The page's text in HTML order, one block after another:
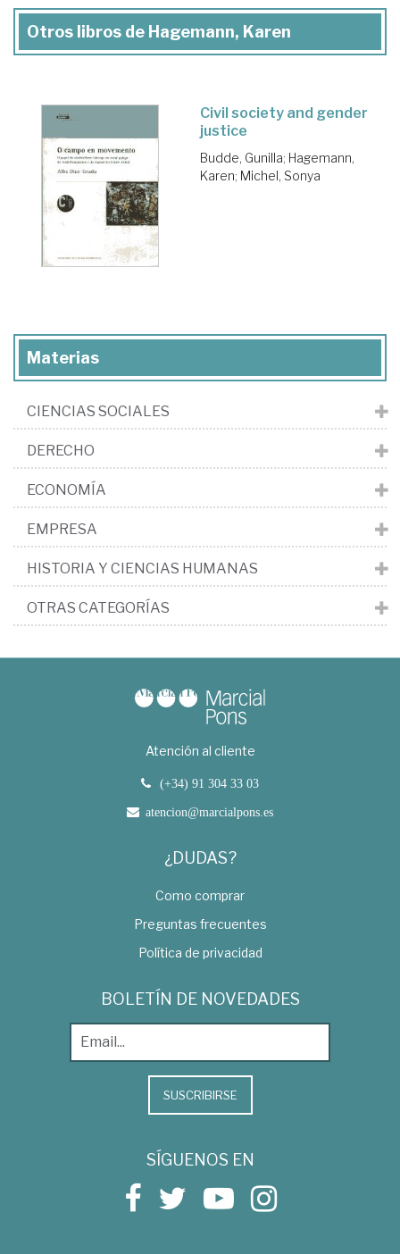
Otros libros de Hagemann, Karen
Civil society and gender
justice
Budde, Gunilla; Hagemann,
Karen; Michel, Sonya
Materias
CIENCIAS SOCIALES
DERECHO
ECONOMÍA
EMPRESA
HISTORIA Y CIENCIAS HUMANAS
OTRAS CATEGORÍAS
Atención al cliente
(+34) 91 304 33 03
atencion@marcialpons.es
¿DUDAS?
Como comprar
Preguntas frecuentes
Política de privacidad
BOLETÍN DE NOVEDADES
SUSCRIBIRSE
SÍGUENOS EN